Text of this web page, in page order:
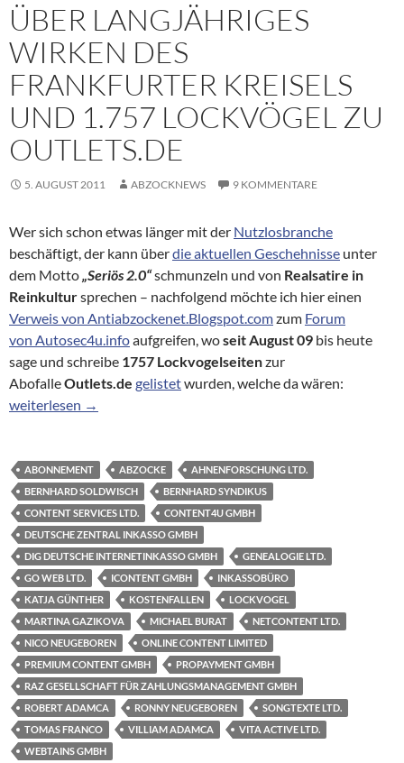
ÜBER LANGJÄHRIGES
WIRKEN DES
FRANKFURTER KREISELS
UND 1.757 LOCKVÖGEL ZU
OUTLETS.DE
5. AUGUST 2011 ABZOCKNEWS 9 KOMMENTARE
Wer sich schon etwas länger mit der Nutzlosbranche
beschäftigt, der kann überdie aktuellen Geschehnisse unter
dem Motto„Seriös 2.0“schmunzeln und von Realsatire in
Reinkultursprechen – nachfolgend möchte ich hier einen
Verweis von Antiabzockenet.Blogspot.comzum Forum
von Autosec4u.infoaufgreifen, woseit August 09 bis heute
sage und schreibe 1757 Lockvogelseitenzur
AbofalleOutlets.de gelistetwurden, welche da wären:
Über langjähriges Wirken des Frankfurter Kreisels und 1.757
weiterlesen →
ABONNEMENT ABZOCKE
AHNENFORSCHUNG LTD.
BERNHARD SOLDWISCH
BERNHARD SYNDIKUS
CONTENT SERVICES LTD.
CONTENT4U GMBH
DEUTSCHE ZENTRAL INKASSO GMBH
DIG DEUTSCHE INTERNETINKASSO GMBH
GENEALOGIE LTD.
GO WEB LTD.
ICONTENT GMBH
INKASSOBÜRO
KATJA GÜNTHER
KOSTENFALLEN
LOCKVOGEL
MARTINA GAZIKOVA
MICHAEL BURAT
NETCONTENT LTD.
NICO NEUGEBOREN
ONLINE CONTENT LIMITED
PREMIUM CONTENT GMBH
PROPAYMENT GMBH
RAZ GESELLSCHAFT FÜR ZAHLUNGSMANAGEMENT GMBH
ROBERT ADAMCA
RONNY NEUGEBOREN
SONGTEXTE LTD.
TOMAS FRANCO
VILLIAM ADAMCA
VITA ACTIVE LTD.
WEBTAINS GMBH